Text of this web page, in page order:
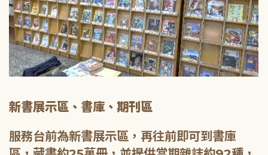
新書展示區、書庫、期刊區
服務台前為新書展示區，再往前即可到書庫